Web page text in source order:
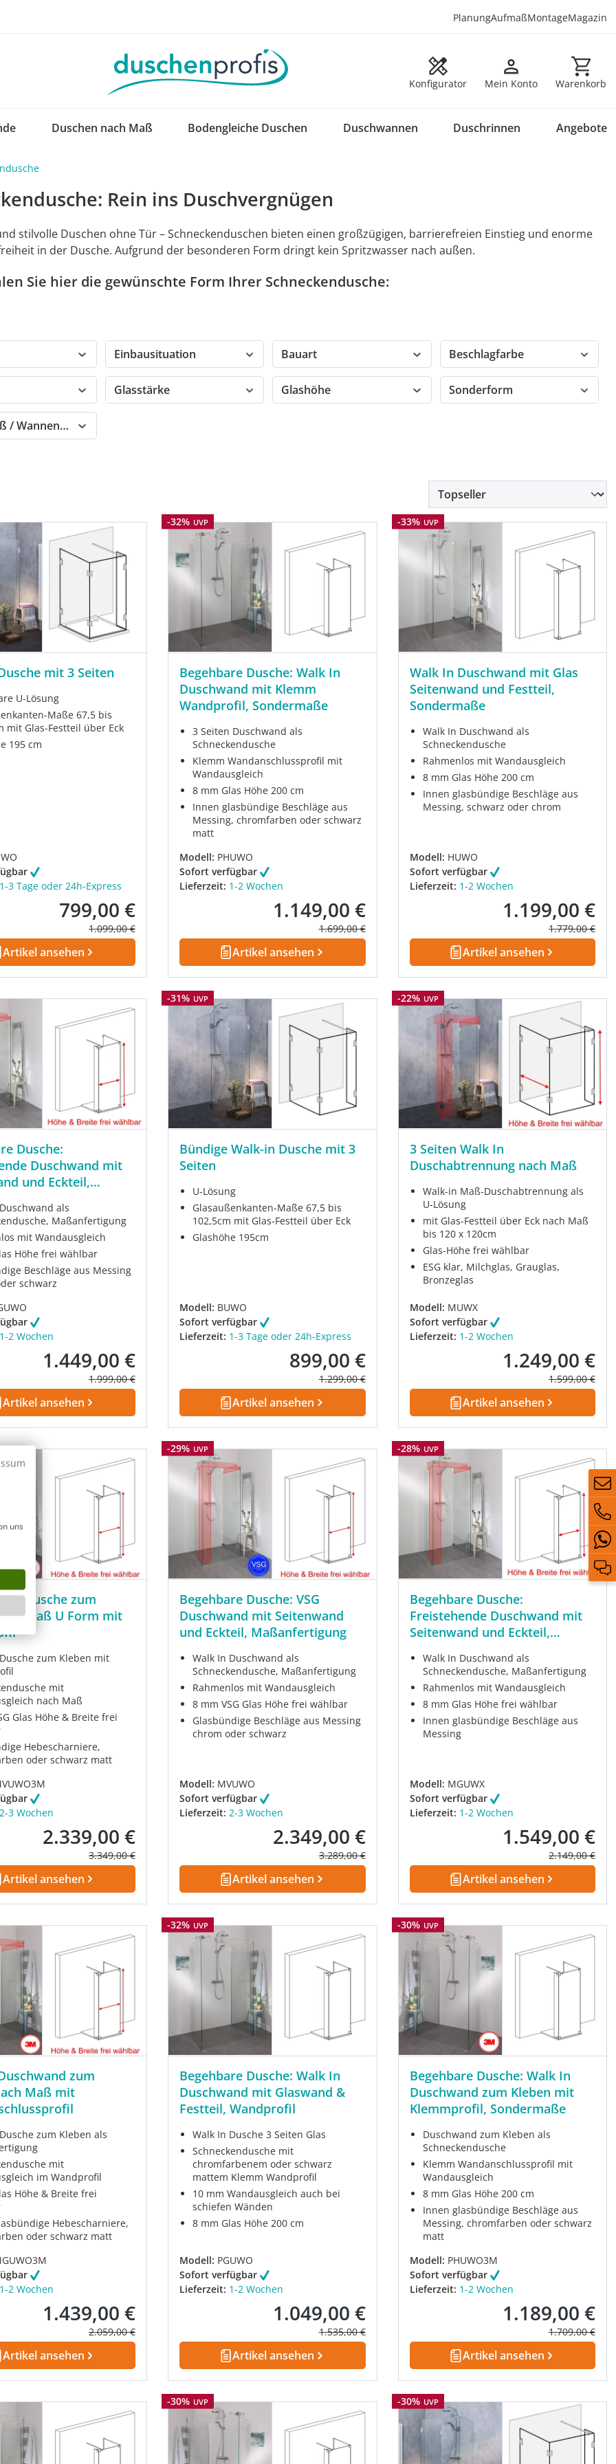
PlanungAufmaßMontageMagazin
Konfigurator Mein Konto Warenkorb
Warenkorb
Duschen nach Maß Bodengleiche Duschen Duschwannen Duschrinnen Angebote
Rein ins Duschvergnügen
stilvolle Duschen ohne Tür – Schneckenduschen bieten einen großzügigen, barrierefreien Einstieg und enorme
in der Dusche. Aufgrund der besonderen Form dringt kein Spritzwasser nach außen.
Sie hier die gewünschte Form Ihrer Schneckendusche:
Einbausituation Bauart Beschlagfarbe
Glasstärke Glashöhe Sonderform
/ Wannenmaß
mit 3 Seiten
U-Lösung
Maße 67,5 bis
mit Glas-Festteil über Eck
195 cm
1-3 Tage oder 24h-Express
Verkaufspreis:
799,00 €
Regulärer Preis:
1.099,00 €
Artikel ansehen
Rabatt
-32% UVP
Begehbare Dusche: Walk In
Duschwand mit Klemm
Wandprofil, Sondermaße
3 Seiten Duschwand als
Schneckendusche
Klemm Wandanschlussprofil mit
Wandausgleich
8 mm Glas Höhe 200 cm
Innen glasbündige Beschläge aus
Messing, chromfarben oder schwarz
matt
Modell: PHUWO
Sofort verfügbar
Lieferzeit: 1-2 Wochen
Verkaufspreis:
1.149,00 €
Regulärer Preis:
1.699,00 €
Artikel ansehen
Rabatt
-33% UVP
Walk In Duschwand mit Glas
Seitenwand und Festteil,
Sondermaße
Walk In Duschwand als
Schneckendusche
Rahmenlos mit Wandausgleich
8 mm Glas Höhe 200 cm
Innen glasbündige Beschläge aus
Messing, schwarz oder chrom
Modell: HUWO
Sofort verfügbar
Lieferzeit: 1-2 Wochen
Verkaufspreis:
1.199,00 €
Regulärer
1.779,00 €
Artikel ansehen
Dusche:
Duschwand mit
und Eckteil,
als
Maßanfertigung
mit Wandausgleich
Höhe frei wählbar
Beschläge aus Messing
schwarz
1-2 Wochen
Verkaufspreis:
1.449,00 €
Regulärer Preis:
1.999,00 €
Artikel ansehen
Rabatt
-31% UVP
Bündige Walk-in Dusche mit 3
Seiten
U-Lösung
Glasaußenkanten-Maße 67,5 bis
102,5cm mit Glas-Festteil über Eck
Glashöhe 195cm
Modell: BUWO
Sofort verfügbar
Lieferzeit: 1-3 Tage oder 24h-Express
Verkaufspreis:
899,00 €
Regulärer Preis:
1.299,00 €
Artikel ansehen
Rabatt
-22% UVP
3 Seiten Walk In
Duschabtrennung nach Maß
Walk-in Maß-Duschabtrennung als
U-Lösung
mit Glas-Festteil über Eck nach Maß
bis 120 x 120cm
Glas-Höhe frei wählbar
ESG klar, Milchglas, Grauglas,
Bronzeglas
Modell: MUWX
Sofort verfügbar
Lieferzeit: 1-2 Wochen
Verkaufspreis:
1.249,00 €
Regulärer
1.599,00 €
Artikel ansehen
In Dusche zum
Maß U Form mit
zum Kleben mit
mit
nach Maß
Glas Höhe & Breite frei
Hebescharniere,
oder schwarz matt
2-3 Wochen
Verkaufspreis:
2.339,00 €
Regulärer Preis:
3.349,00 €
Artikel ansehen
Rabatt
-29% UVP
Begehbare Dusche: VSG
Duschwand mit Seitenwand
und Eckteil, Maßanfertigung
Walk In Duschwand als
Schneckendusche, Maßanfertigung
Rahmenlos mit Wandausgleich
8 mm VSG Glas Höhe frei wählbar
Glasbündige Beschläge aus Messing
chrom oder schwarz
Modell: MVUWO
Sofort verfügbar
Lieferzeit: 2-3 Wochen
Verkaufspreis:
2.349,00 €
Regulärer Preis:
3.289,00 €
Artikel ansehen
Rabatt
-28% UVP
Begehbare Dusche:
Freistehende Duschwand mit
Seitenwand und Eckteil,
Walk In Duschwand als
Schneckendusche, Maßanfertigung
Rahmenlos mit Wandausgleich
8 mm Glas Höhe frei wählbar
Innen glasbündige Beschläge aus
Messing
Modell: MGUWX
Sofort verfügbar
Lieferzeit: 1-2 Wochen
Verkaufspreis:
1.549,00 €
Regulärer
2.149,00 €
Artikel ansehen
zum
Maß mit
zum Kleben als
mit
im Wandprofil
Höhe & Breite frei
Hebescharniere,
oder schwarz matt
1-2 Wochen
Verkaufspreis:
1.439,00 €
Regulärer Preis:
2.059,00 €
Artikel ansehen
Rabatt
-32% UVP
Begehbare Dusche: Walk In
Duschwand mit Glaswand &
Festteil, Wandprofil
Walk In Dusche 3 Seiten Glas
Schneckendusche mit
chromfarbenem oder schwarz
mattem Klemm Wandprofil
10 mm Wandausgleich auch bei
schiefen Wänden
8 mm Glas Höhe 200 cm
Modell: PGUWO
Sofort verfügbar
Lieferzeit: 1-2 Wochen
Verkaufspreis:
1.049,00 €
Regulärer Preis:
1.535,00 €
Artikel ansehen
Rabatt
-30% UVP
Begehbare Dusche: Walk In
Duschwand zum Kleben mit
Klemmprofil, Sondermaße
Duschwand zum Kleben als
Schneckendusche
Klemm Wandanschlussprofil mit
Wandausgleich
8 mm Glas Höhe 200 cm
Innen glasbündige Beschläge aus
Messing, chromfarben oder schwarz
matt
Modell: PHUWO3M
Sofort verfügbar
Lieferzeit: 1-2 Wochen
Verkaufspreis:
1.189,00 €
Regulärer
1.709,00 €
Artikel ansehen
Rabatt
-30% UVP Rabatt
-30% UVP
uns